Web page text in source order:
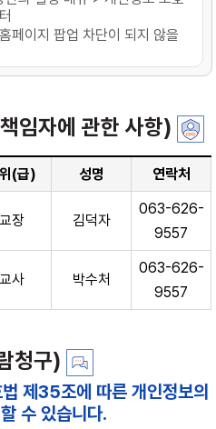
페이지 팝업 차단이 되지 않을
임자에 관한 사항)
(급) 성명
연락처
교장 김덕자
063-626-
9557
교사 박수처
063-626-
9557
청구)
제35조에 따른 개인정보의
수 있습니다.